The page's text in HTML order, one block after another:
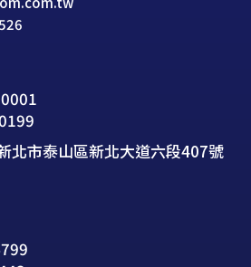
北市泰山區新北大道六段407號